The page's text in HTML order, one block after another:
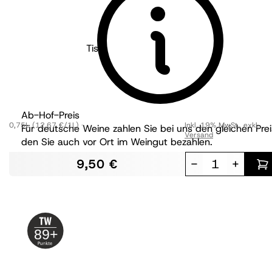
Tischmacher Weine - Pfalz
Carlotta alkoholfrei
trocken
Ab-Hof-Preis
Für deutsche Weine zahlen Sie bei uns den gleichen
den Sie auch vor Ort im Weingut bezahlen.
0,75L (12,67 €/1L)
9,50 €
Inkl. 19% MwSt.,exkl.
Versand
- +
89+